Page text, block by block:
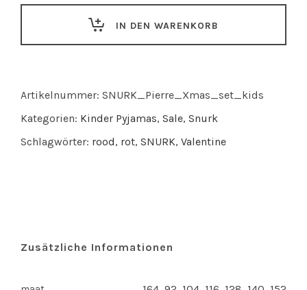
set
IN DEN WARENKORB
Artikelnummer: SNURK_Pierre_Xmas_set_kids
Kategorien: Kinder Pyjamas, Sale, Snurk
Schlagwörter: rood, rot, SNURK, Valentine
Zusätzliche Informationen